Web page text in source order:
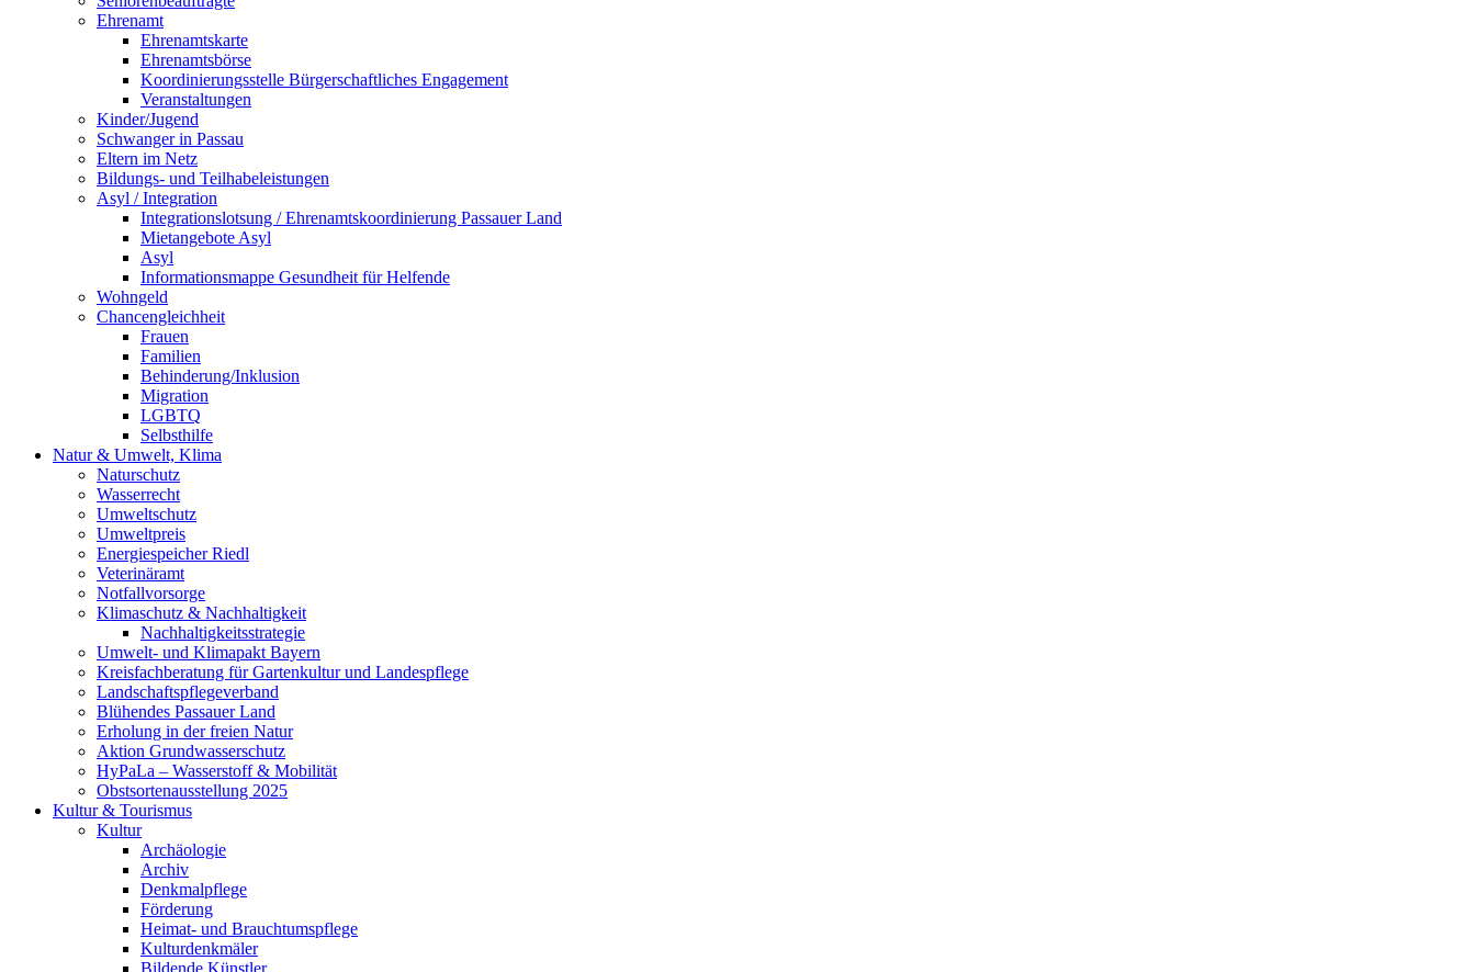
Ehrenamt
Ehrenamtskarte
Ehrenamtsbörse
Koordinierungsstelle Bürgerschaftliches Engagement
Veranstaltungen
Kinder/Jugend
Schwanger in Passau
Eltern im Netz
Bildungs- und Teilhabeleistungen
Asyl / Integration
Integrationslotsung / Ehrenamtskoordinierung Passauer Land
Mietangebote Asyl
Asyl
Informationsmappe Gesundheit für Helfende
Wohngeld
Chancengleichheit
Frauen
Familien
Behinderung/Inklusion
Migration
LGBTQ
Selbsthilfe
Natur & Umwelt, Klima
Naturschutz
Wasserrecht
Umweltschutz
Umweltpreis
Energiespeicher Riedl
Veterinäramt
Notfallvorsorge
Klimaschutz & Nachhaltigkeit
Nachhaltigkeitsstrategie
Umwelt- und Klimapakt Bayern
Kreisfachberatung für Gartenkultur und Landespflege
Landschaftspflegeverband
Blühendes Passauer Land
Erholung in der freien Natur
Aktion Grundwasserschutz
HyPaLa – Wasserstoff & Mobilität
Obstsortenausstellung 2025
Kultur & Tourismus
Kultur
Archäologie
Archiv
Denkmalpflege
Förderung
Heimat- und Brauchtumspflege
Kulturdenkmäler
Bildende Künstler